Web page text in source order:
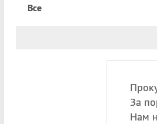
Все
За
Нам